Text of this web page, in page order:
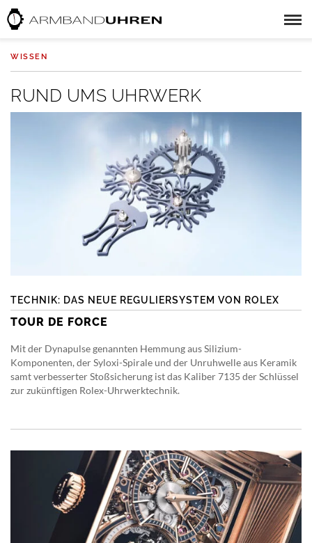
WISSEN
RUND UMS UHRWERK
TECHNIK: DAS NEUE REGULIERSYSTEM VON ROLEX
TOUR DE FORCE
Mit der Dynapulse genannten Hemmung aus Silizium-
Komponenten, der Syloxi-Spirale und der Unruhwelle aus Keramik
samt verbesserter Stoßsicherung ist das Kaliber 7135 der Schlüssel
zur zukünftigen Rolex-Uhrwerktechnik.